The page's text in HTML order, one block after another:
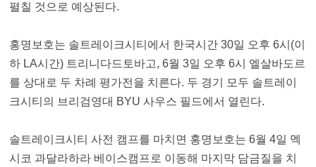
펼칠 것으로 예상된다.
홍명보호는 솔트레이크시티에서 한국시간 30일 오후 6시(이
하 LA시간) 트리니다드토바고, 6월 3일 오후 6시 엘살바도르
를 상대로 두 차례 평가전을 치른다. 두 경기 모두 솔트레이
크시티의 브리검영대 BYU 사우스 필드에서 열린다.
솔트레이크시티 사전 캠프를 마치면 홍명보호는 6월 4일 멕
시코 과달라하라 베이스캠프로 이동해 마지막 담금질을 치